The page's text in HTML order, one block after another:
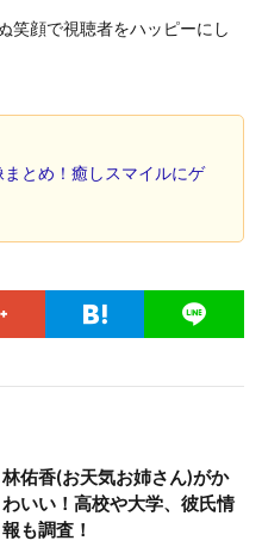
笑顔で視聴者をハッピーにし
とめ！癒しスマイルにゲ
林佑香(お天気お姉さん)がか
わいい！高校や大学、彼氏情
報も調査！